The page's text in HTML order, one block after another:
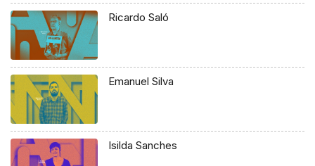
Ricardo Saló
Emanuel Silva
Isilda Sanches